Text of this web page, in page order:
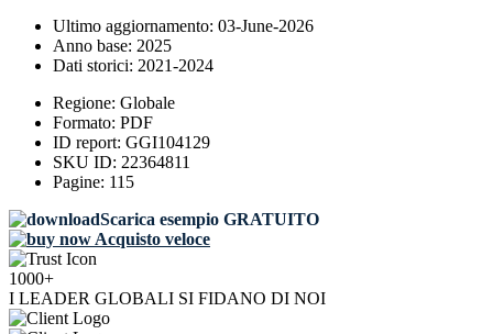
Ultimo aggiornamento: 03-June-2026
Anno base: 2025
Dati storici: 2021-2024
Regione: Globale
Formato: PDF
ID report: GGI104129
SKU ID: 22364811
Pagine: 115
Scarica esempio GRATUITO
Acquisto veloce
1000+
I LEADER GLOBALI SI FIDANO DI NOI